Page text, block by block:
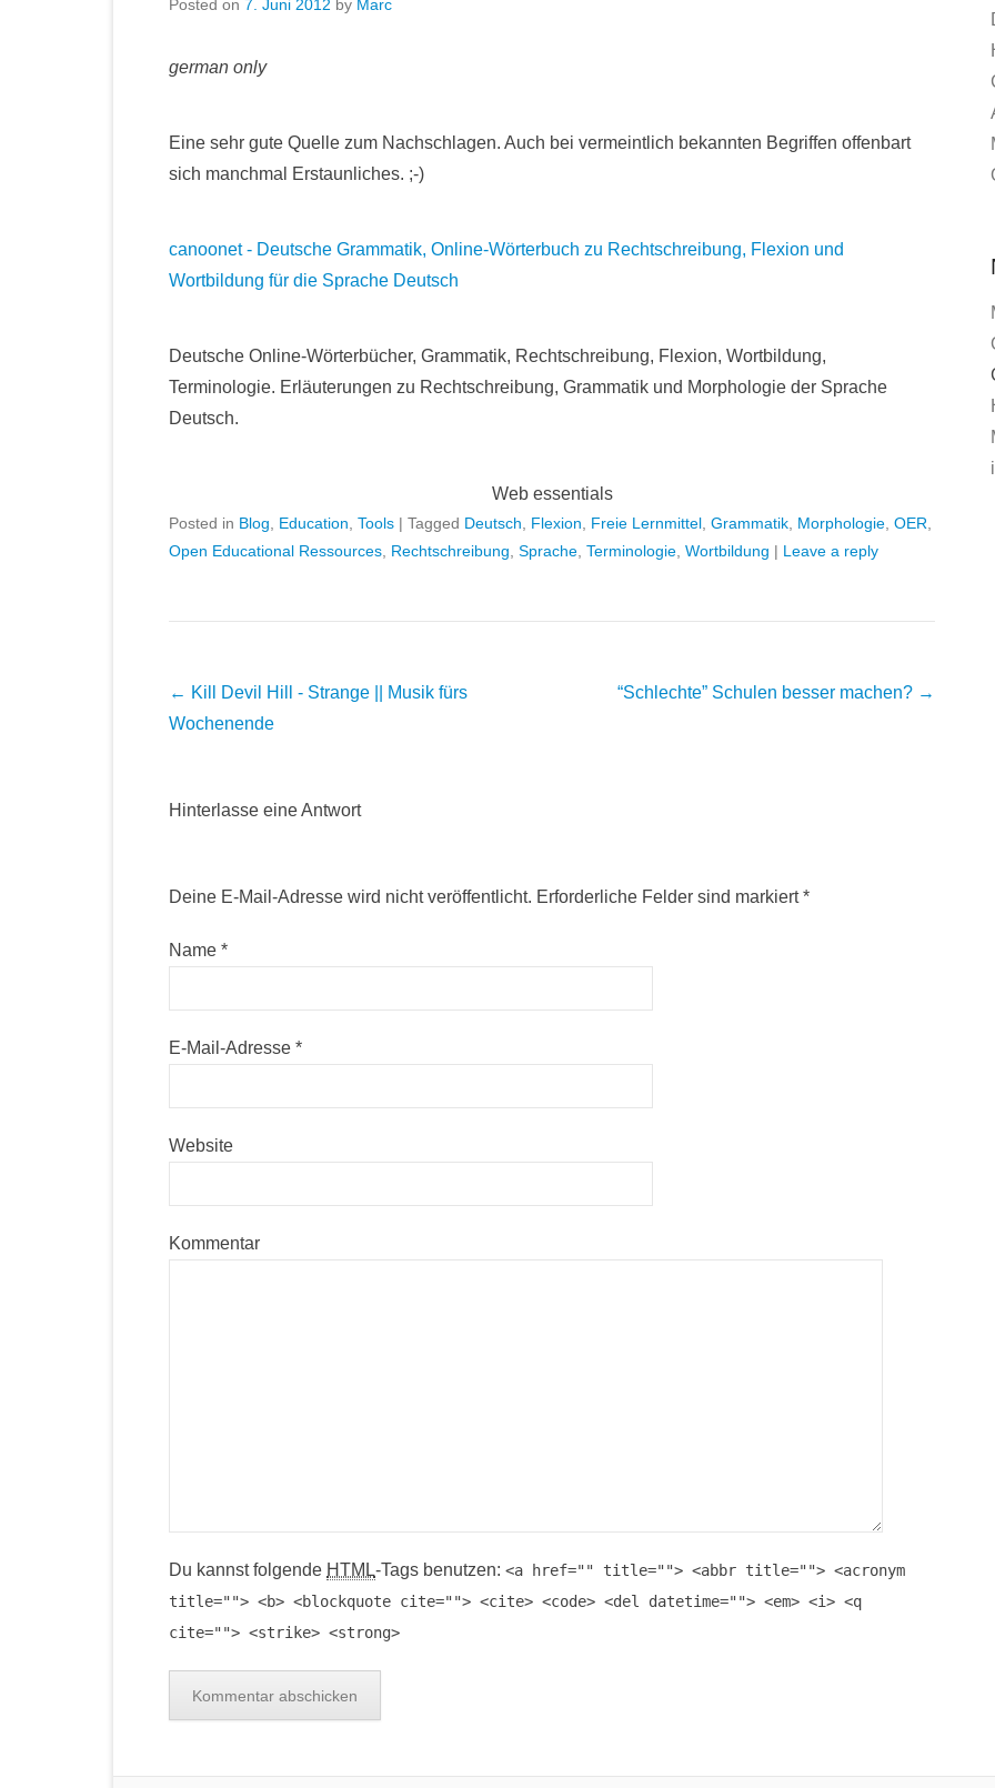
Posted on 7. Juni 2012 by Marc
german only
Eine sehr gute Quelle zum Nachschlagen. Auch bei vermeintlich bekannten Begriffen offenbart
sich manchmal Erstaunliches. ;-)
canoonet - Deutsche Grammatik, Online-Wörterbuch zu Rechtschreibung, Flexion und
Wortbildung für die Sprache Deutsch
Deutsche Online-Wörterbücher, Grammatik, Rechtschreibung, Flexion, Wortbildung,
Terminologie. Erläuterungen zu Rechtschreibung, Grammatik und Morphologie der Sprache
Deutsch.
Web essentials
Posted in Blog Education Tools | Tagged Deutsch Flexion Freie Lernmittel Grammatik Morphologie OER
Open Educational Ressources Rechtschreibung Sprache Terminologie Wortbildung | Leave a reply
Post navigation
← Kill Devil Hill - Strange || Musik fürs
Wochenende
“Schlechte” Schulen besser machen? →
Hinterlasse eine Antwort
Deine E-Mail-Adresse wird nicht veröffentlicht. Erforderliche Felder sind markiert*
Name *
E-Mail-Adresse *
Website
Kommentar
Du kannst folgende HTML-Tags benutzen: <a href="" title=""> <abbr title=""> <acronym
title=""> <b> <blockquote cite=""> <cite> <code> <del datetime=""> <em> <i> <q
cite=""> <strike> <strong>